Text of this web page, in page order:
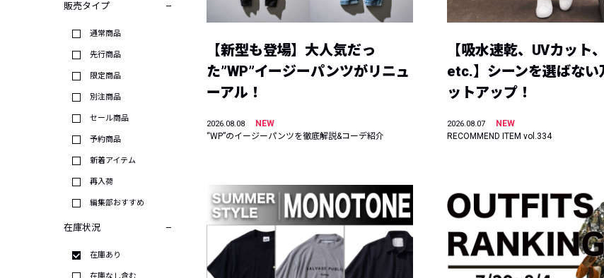
販売タイプ
通常商品
先行商品
限定商品
別注商品
セール商品
予約商品
新着アイテム
再入荷
編集部おすすめ
在庫状況
在庫あり
【新型も登場】大人気だっ
た”WP”イージーパンツがリニュ
ーアル！
2026.08.08
NEW
“WP”のイージーパンツを徹底解説&コーデ紹介
【吸水速乾、UVカット
etc.】シーンを選ばない
ットアップ！
2026.08.07
NEW
RECOMMEND ITEM vol.334